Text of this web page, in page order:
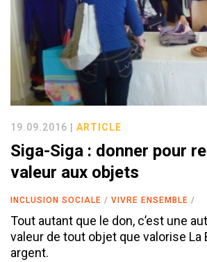
19.09.2016 | ARTICLE
Siga-Siga : donner pour
valeur aux objets
INCLUSION SOCIALE VIVRE ENSEMBLE
Tout autant que le don, c’est une
valeur de tout objet que valorise La
argent.